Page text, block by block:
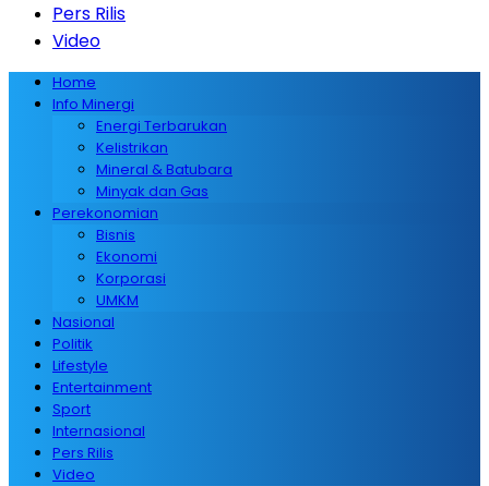
Pers Rilis
Video
Home
Info Minergi
Energi Terbarukan
Kelistrikan
Mineral & Batubara
Minyak dan Gas
Perekonomian
Bisnis
Ekonomi
Korporasi
UMKM
Nasional
Politik
Lifestyle
Entertainment
Sport
Internasional
Pers Rilis
Video